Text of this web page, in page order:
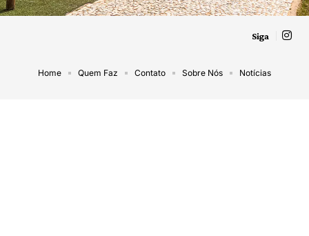
Siga
Home Quem Faz Contato Sobre Nós Notícias